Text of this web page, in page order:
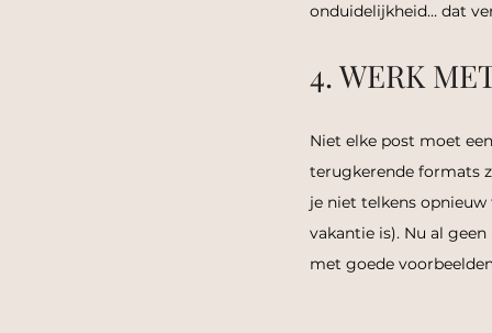
onduidelijkheid… dat
4. WERK
Niet elke post moet
terugkerende formats
je niet telkens
vakantie is). Nu al
met goede